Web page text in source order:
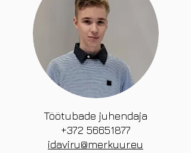
Töötubade juhendaja
+372 56651877
idaviru@merkuur.eu